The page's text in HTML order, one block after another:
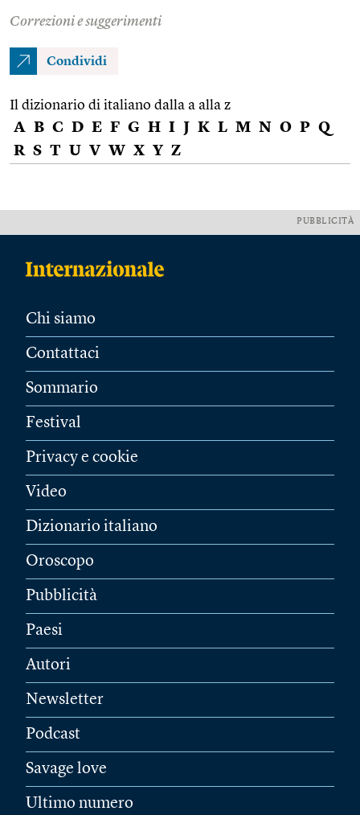
Correzioni e suggerimenti
Condividi
Il dizionario di italiano dalla a alla z
A B C D E F G H I J K L M N O P Q
R S T U V W X Y Z
PUBBLICITÀ
Chi siamo
Contattaci
Sommario
Festival
Privacy e cookie
Video
Dizionario italiano
Oroscopo
Pubblicità
Paesi
Autori
Newsletter
Podcast
Savage love
Ultimo numero